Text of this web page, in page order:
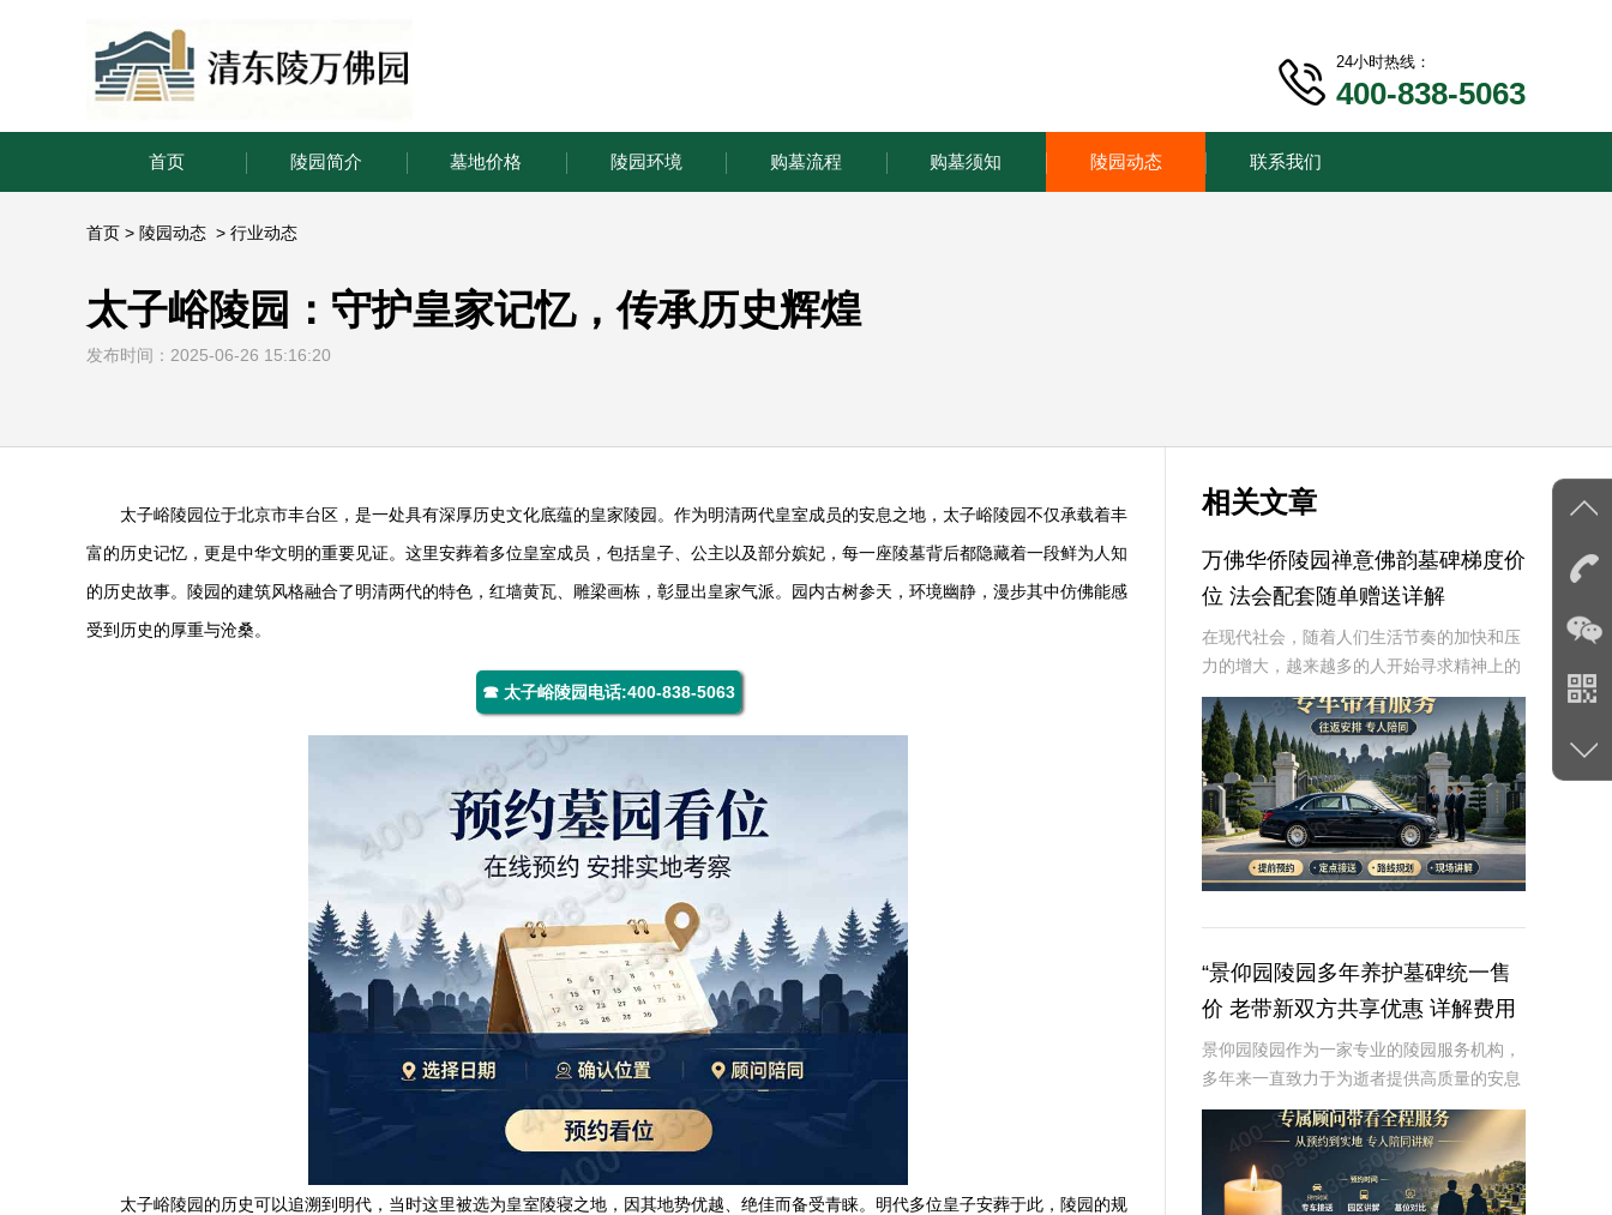
24小时热线：
400-838-5063
首页 陵园简介 墓地价格 陵园环境 购墓流程 购墓须知 陵园动态 联系我们
首页 > 陵园动态 > 行业动态
太子峪陵园：守护皇家记忆，传承历史辉煌
发布时间：2025-06-26 15:16:20
太子峪陵园位于北京市丰台区，是一处具有深厚历史文化底蕴的皇家陵园。作为明清两代皇室成员的安息之地， 太子峪陵园不仅承载着丰
富的历史记忆，更是中华文明的重要见证。这里安葬着多位皇室成员，包括皇子、公主以及部分嫔妃，每一座陵墓背后都隐藏着一段鲜为人知
的历史故事。陵园的建筑风格融合了明清两代的特色，红墙黄瓦、雕梁画栋，彰显出皇家气派。园内古树参天，环境幽静，漫步其中仿佛能感
受到历史的厚重与沧桑。
☎ 太子峪陵园电话:400-838-5063
太子峪陵园的历史可以追溯到明代，当时这里被选为皇室陵寝之地，因其地势优越、绝佳而备受青睐。明代多位皇子安葬于此，陵园的规
相关文章
万佛华侨陵园禅意佛韵墓碑梯度价
位 法会配套随单赠送详解
在现代社会，随着人们生活节奏的加快和压
力的增大，越来越多的人开始寻求精神上的
慰藉和宁静。万佛华侨陵园，作为一家融合
了传统佛教文化与现代园林艺术的陵园，致
力于为逝者提供庄严而宁静的安息之地，同
时也为生者
“景仰园陵园多年养护墓碑统一售
价 老带新双方共享优惠 详解费用
与福利政策”
景仰园陵园作为一家专业的陵园服务机构，
多年来一直致力于为逝者提供高质量的安息
之地，并为生者提供全面的殡葬服务。在众
多服务中，墓碑的养护与维护是景仰园陵园
非常重要的一环。为了确保墓碑的长期美观
与稳固，景